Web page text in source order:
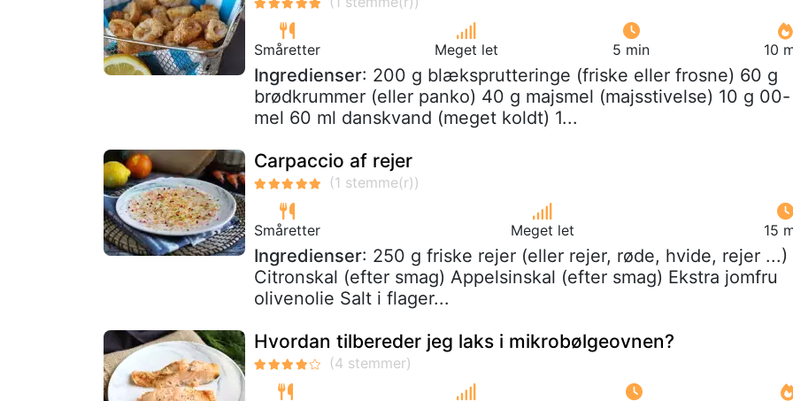
Småretter Meget let 5 min 10
Ingredienser: 200 g blæksprutteringe (friske eller frosne) 60 g
brødkrummer (eller panko) 40 g majsmel (majsstivelse) 10 g 00-
mel 60 ml danskvand (meget koldt) 1...
Carpaccio af rejer
Småretter Meget let 15
Ingredienser: 250 g friske rejer (eller rejer, røde, hvide, rejer ...)
Citronskal (efter smag) Appelsinskal (efter smag) Ekstra jomfru
olivenolie Salt i flager...
Hvordan tilbereder jeg laks i mikrobølgeovnen?